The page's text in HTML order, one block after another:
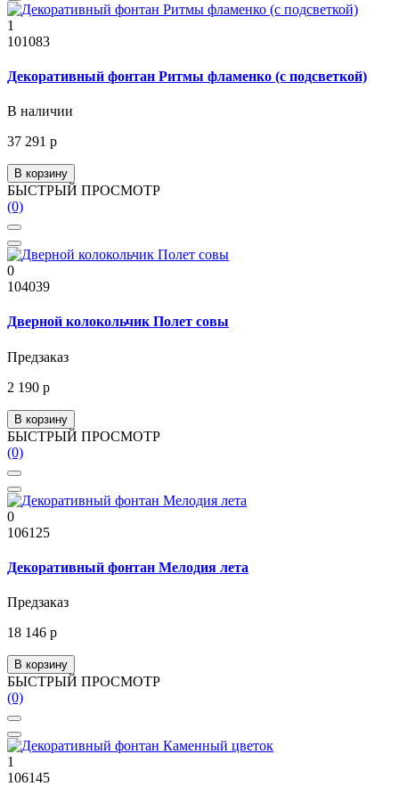
1
101083
Декоративный фонтан Ритмы фламенко (с подсветкой)
В наличии
37 291 р
В корзину
БЫСТРЫЙ ПРОСМОТР
(0)
0
104039
Дверной колокольчик Полет совы
Предзаказ
2 190 р
В корзину
БЫСТРЫЙ ПРОСМОТР
(0)
0
106125
Декоративный фонтан Мелодия лета
Предзаказ
18 146 р
В корзину
БЫСТРЫЙ ПРОСМОТР
(0)
1
106145